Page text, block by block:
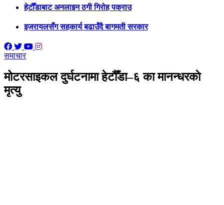
हेटौँडाबाट अनलाइन ठगी गिरोह पक्राउ
इजरायलसँग सहकार्य बढाउँदै बागमती सरकार
समाचार
मोटरसाइकल दुर्घटनामा हेटौँडा–६ का मानन्धरकाे
मृत्यु